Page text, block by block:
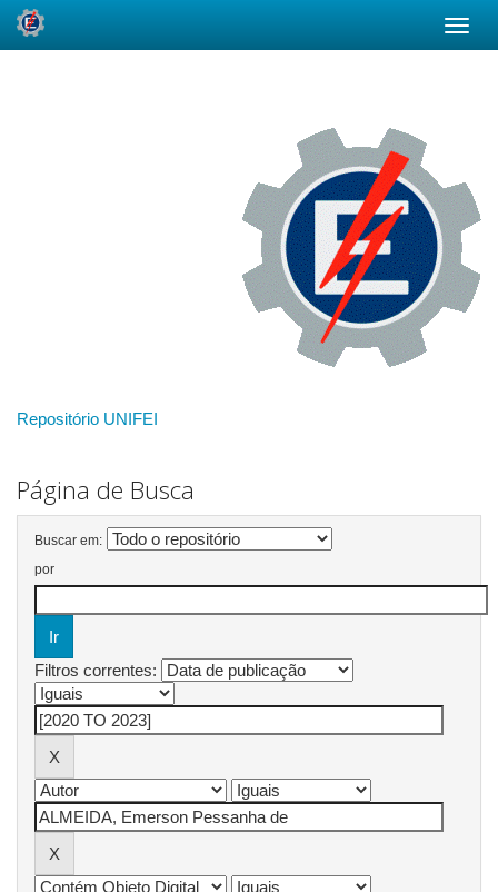
Repositório UNIFEI
Página de Busca
Buscar em:
por
Filtros correntes: